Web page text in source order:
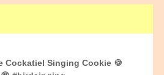
Cockatiel Singing Cookie 🍪